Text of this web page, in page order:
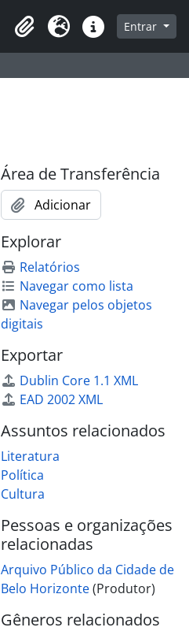
Área de Transferência
Idioma Atalhos Entrar
Área de Transferência
Adicionar
Explorar
Relatórios
Navegar como lista
Navegar pelos objetos
digitais
Exportar
Dublin Core 1.1 XML
EAD 2002 XML
Assuntos relacionados
Literatura
Política
Cultura
Pessoas e organizações
relacionadas
Arquivo Público da Cidade de
Belo Horizonte(Produtor)
Gêneros relacionados